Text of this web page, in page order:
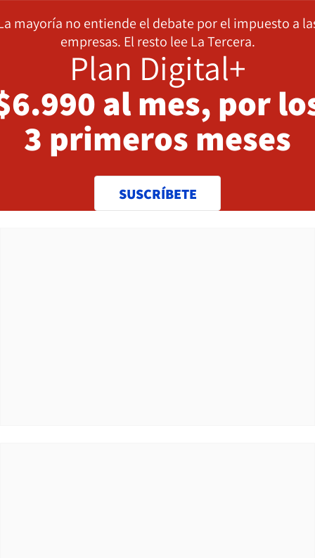
mayoría no entiende el debate por el impuesto a
empresas. El resto lee La Tercera.
Plan Digital+
al mes, por
3 primeros meses
SUSCRÍBETE